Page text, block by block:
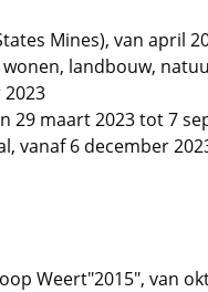
Mines), van april
landbouw,
29 maart 2023 tot 7
vanaf 6 december
Weert"2015", van